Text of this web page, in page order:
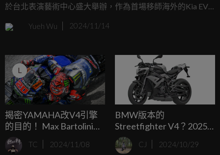
於台北表演藝術中心盛大舉辦，作為首場移師海外的Kia EV
Day，在此場盛會中不僅宣告Kia未來電動車的相關策略布局
及藍圖，更在現場帶來Kia旗下的全新電動車陣容，包含The
Concept PV5等最新力作，皆是首次於亞太區驚艷首演。
Yueh Wu 2024/11/14
L
揭密YAMAHA改V4引擎
的目的！ Max Bartolini：
換V4與動力無關！
TC 2024/11/08
BMW版本的
Streetfighter V4？2025
年式BMW S1000 R預計換
上全新雙頭燈造型
CJ 2024/10/29